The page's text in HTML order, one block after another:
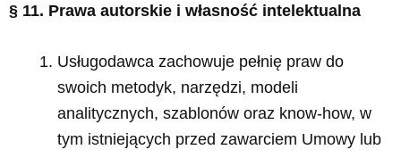
§ 11. Prawa autorskie i własność intelektualna
Usługodawca zachowuje pełnię praw do
swoich metodyk, narzędzi, modeli
analitycznych, szablonów oraz know-how, w
tym istniejących przed zawarciem Umowy lub